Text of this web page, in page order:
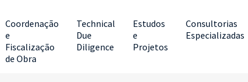
Coordenação
e
Fiscalização
de Obra
Technical
Due
Diligence
Estudos
e
Projetos
Consultorias
Especializadas